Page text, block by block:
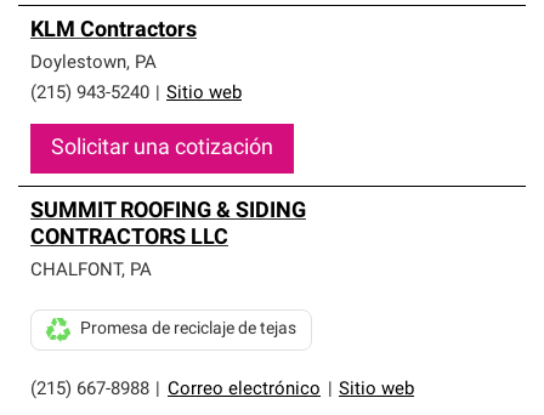
KLM Contractors
Doylestown, PA
(215) 943-5240
Sitio web
Solicitar una cotización
SUMMIT ROOFING & SIDING
CONTRACTORS LLC
CHALFONT, PA
(215) 667-8988 Correo electrónico Sitio web
Promesa de reciclaje de tejas